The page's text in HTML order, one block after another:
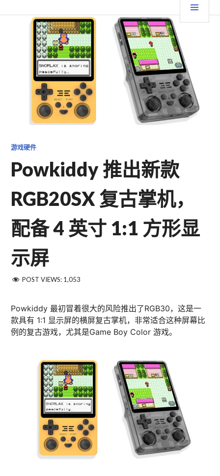
至 TGFC LIFESTYLE
游戏硬件
Powkiddy 推出新款
RGB20SX 复古掌机，
配备 4 英寸 1:1 方形显
示屏
POST VIEWS: 1,053
Powkiddy 最初冒着很大的风险推出了RGB30，这是一
款具有 1:1 显示屏的横屏复古掌机，非常适合这种屏幕比
例的复古游戏，尤其是Game Boy Color 游戏。